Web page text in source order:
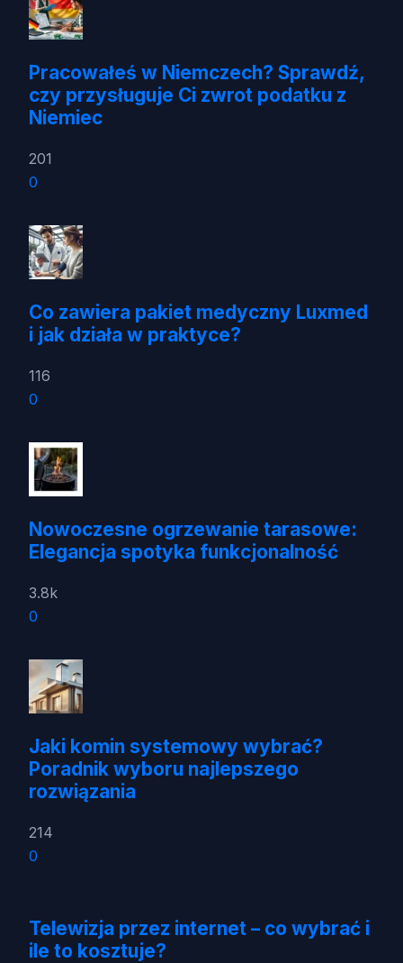
Pracowałeś w Niemczech? Sprawdź,
czy przysługuje Ci zwrot podatku z
Niemiec
201
0
Co zawiera pakiet medyczny Luxmed
i jak działa w praktyce?
116
0
Nowoczesne ogrzewanie tarasowe:
Elegancja spotyka funkcjonalność
3.8k
0
Jaki komin systemowy wybrać?
Poradnik wyboru najlepszego
rozwiązania
214
0
Telewizja przez internet – co wybrać i
ile to kosztuje?